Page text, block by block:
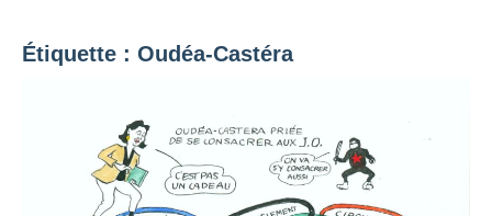
Étiquette : Oudéa-Castéra